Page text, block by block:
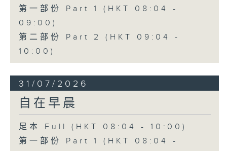
第一部份 Part 1 (HKT 08:04 -
09:00)
第二部份 Part 2 (HKT 09:04 -
10:00)
31/07/2026
自在早晨
足本 Full (HKT 08:04 - 10:00)
第一部份 Part 1 (HKT 08:04 -